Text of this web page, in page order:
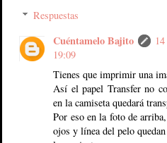
Respuestas
Cuéntamelo Bajito
19:09
Tienes que imprimir una
Así el papel Transfer no
en la camiseta quedará
Por eso en la foto de
ojos y línea del pelo